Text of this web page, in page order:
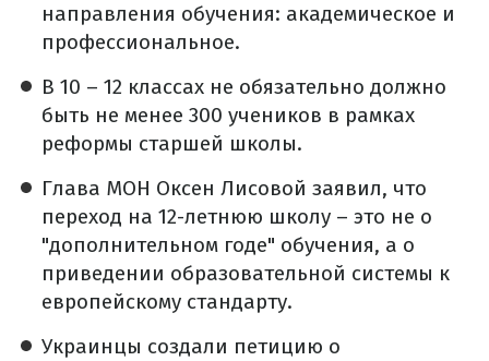
направления обучения: академическое и
профессиональное.
В 10 – 12 классах не обязательно должно
быть не менее 300 учеников в рамках
реформы старшей школы.
Глава МОН Оксен Лисовой заявил, что
переход на 12-летнюю школу – это не о
"дополнительном годе" обучения, а о
приведении образовательной системы к
европейскому стандарту.
Украинцы создали петицию о